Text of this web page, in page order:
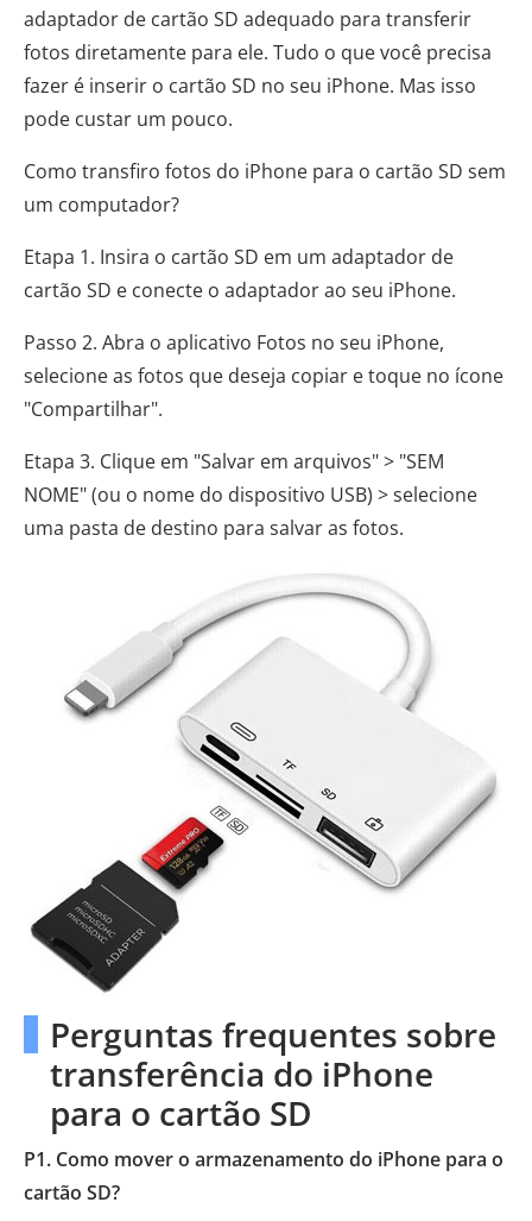
adaptador de cartão SD adequado para transferir
fotos diretamente para ele. Tudo o que você precisa
fazer é inserir o cartão SD no seu iPhone. Mas isso
pode custar um pouco.
Como transfiro fotos do iPhone para o cartão SD sem
um computador?
Etapa 1. Insira o cartão SD em um adaptador de
cartão SD e conecte o adaptador ao seu iPhone.
Passo 2. Abra o aplicativo Fotos no seu iPhone,
selecione as fotos que deseja copiar e toque no ícone
"Compartilhar".
Etapa 3. Clique em "Salvar em arquivos" > "SEM
NOME" (ou o nome do dispositivo USB) > selecione
uma pasta de destino para salvar as fotos.
Perguntas frequentes sobre
transferência do iPhone
para o cartão SD
P1. Como mover o armazenamento do iPhone para o
cartão SD?